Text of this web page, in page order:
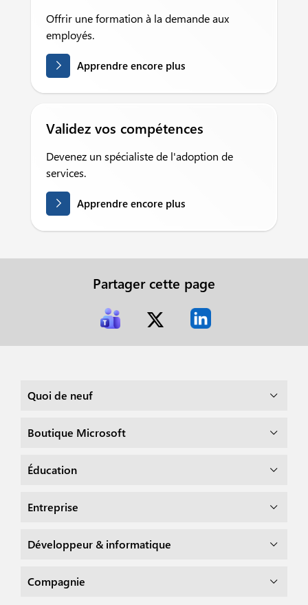
Offrir une formation à la demande aux
employés.
Apprendre encore plus
Validez vos compétences
Devenez un spécialiste de l'adoption de
services.
Apprendre encore plus
Partager cette page
Quoi de neuf
Boutique Microsoft
Éducation
Entreprise
Développeur & informatique
Compagnie